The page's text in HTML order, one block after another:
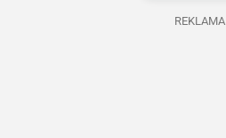
REKLAMA